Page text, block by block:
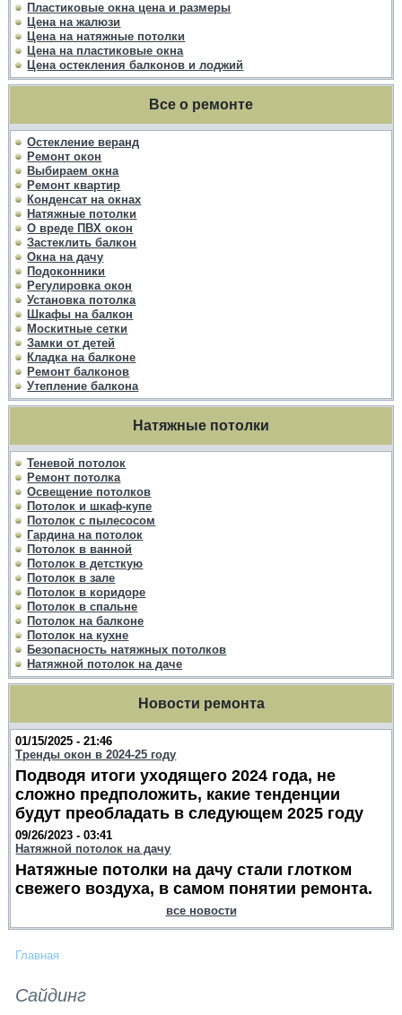
Пластиковые окна цена и размеры
Цена на жалюзи
Цена на натяжные потолки
Цена на пластиковые окна
Цена остекления балконов и лоджий
Все о ремонте
Остекление веранд
Ремонт окон
Выбираем окна
Ремонт квартир
Конденсат на окнах
Натяжные потолки
О вреде ПВХ окон
Застеклить балкон
Окна на дачу
Подоконники
Регулировка окон
Установка потолка
Шкафы на балкон
Москитные сетки
Замки от детей
Кладка на балконе
Ремонт балконов
Утепление балкона
Натяжные потолки
Теневой потолок
Ремонт потолка
Освещение потолков
Потолок и шкаф-купе
Потолок с пылесосом
Гардина на потолок
Потолок в ванной
Потолок в детсткую
Потолок в зале
Потолок в коридоре
Потолок в спальне
Потолок на балконе
Потолок на кухне
Безопасность натяжных потолков
Натяжной потолок на даче
Новости ремонта
01/15/2025 - 21:46
Тренды окон в 2024-25 году
Подводя итоги уходящего 2024 года, не
сложно предположить, какие тенденции
будут преобладать в следующем 2025 году
09/26/2023 - 03:41
Натяжной потолок на дачу
Натяжные потолки на дачу стали глотком
свежего воздуха, в самом понятии ремонта.
все новости
Главная
Сайдинг